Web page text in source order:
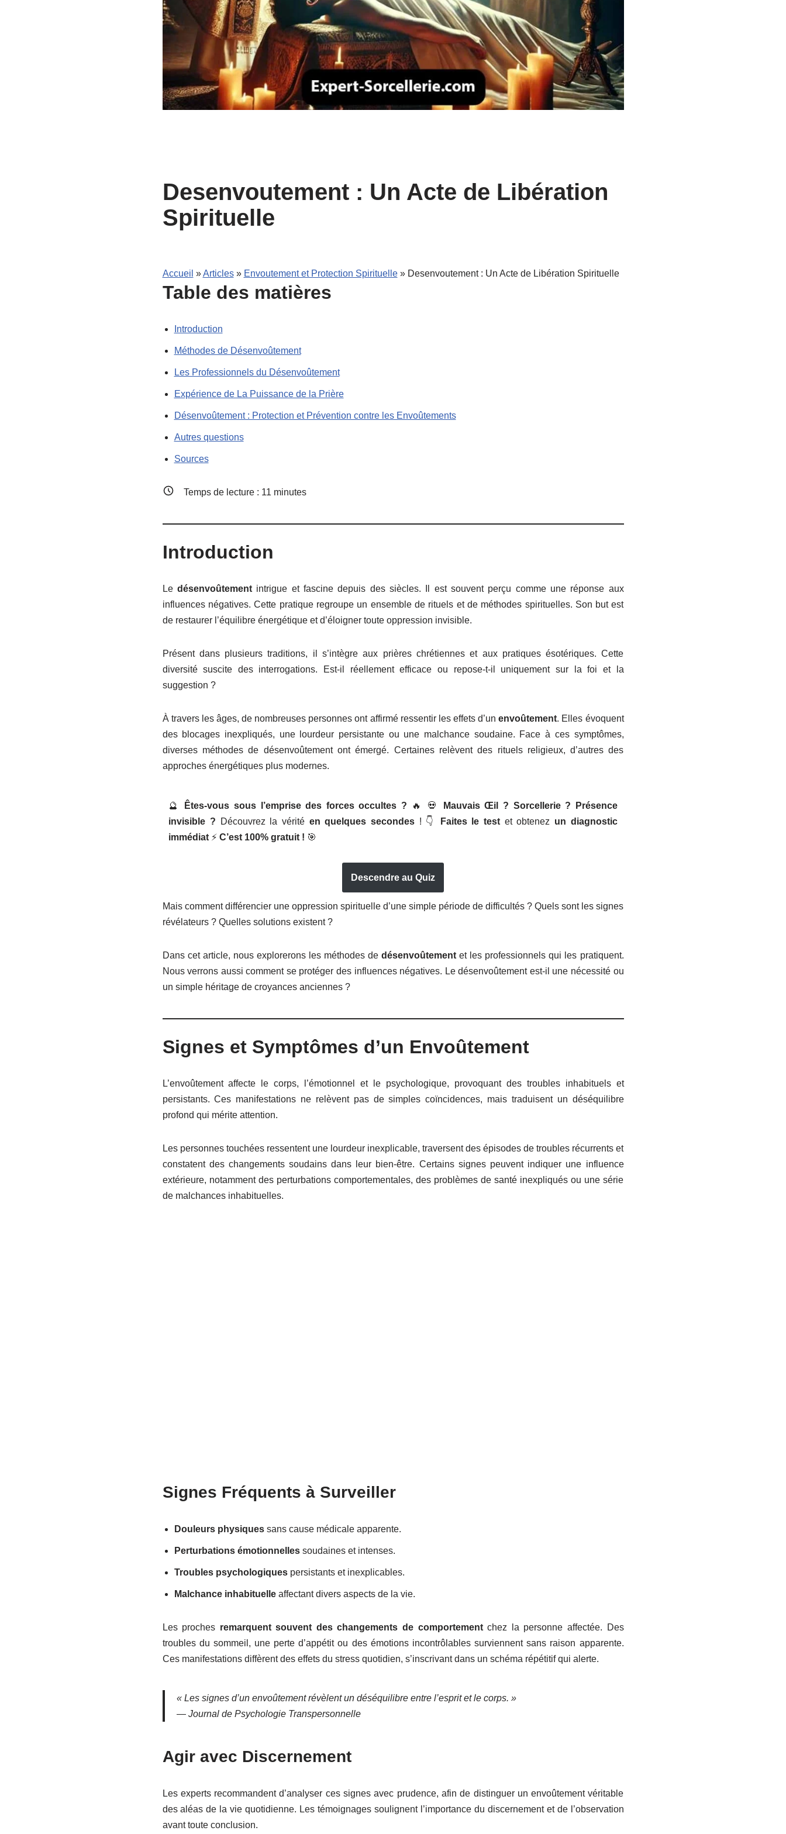
Desenvoutement : Un Acte de Libération
Spirituelle
Accueil »Articles» Envoutement et Protection Spirituelle» Desenvoutement : Un Acte de Libération Spirituelle
Table des matières
Introduction
Méthodes de Désenvoûtement
Les Professionnels du Désenvoûtement
Expérience de La Puissance de la Prière
Désenvoûtement : Protection et Prévention contre les Envoûtements
Autres questions
Sources
Temps de lecture : 11 minutes
Introduction
Le désenvoûtementintrigue et fascine depuis des siècles. Il est souvent perçu comme une réponse aux
influences négatives. Cette pratique regroupe un ensemble de rituels et de méthodes spirituelles. Son but est
de restaurer l’équilibre énergétique et d’éloigner toute oppression invisible.
Présent dans plusieurs traditions, il s’intègre aux prières chrétiennes et aux pratiques ésotériques. Cette
diversité suscite des interrogations. Est-il réellement efficace ou repose-t-il uniquement sur la foi et la
suggestion ?
À travers les âges, de nombreuses personnes ont affirmé ressentir les effets d’unenvoûtement. Elles évoquent
des blocages inexpliqués, une lourdeur persistante ou une malchance soudaine. Face à ces symptômes,
diverses méthodes de désenvoûtement ont émergé. Certaines relèvent des rituels religieux, d’autres des
approches énergétiques plus modernes.
🔮 Êtes-vous sous l’emprise des forces occultes ? 🔥 💀
Mauvais Œil ? Sorcellerie ? Présence
invisible ? Découvrez la vérité en quelques secondes ! 👇 Faites le test et obtenez un diagnostic
immédiat ⚡C’est 100% gratuit ! 🎯
Descendre au Quiz
Mais comment différencier une oppression spirituelle d’une simple période de difficultés ? Quels sont les signes
révélateurs ? Quelles solutions existent ?
Dans cet article, nous explorerons les méthodes dedésenvoûtementet les professionnels qui les pratiquent.
Nous verrons aussi comment se protéger des influences négatives. Le désenvoûtement est-il une nécessité ou
un simple héritage de croyances anciennes ?
Signes et Symptômes d’un Envoûtement
L’envoûtement affecte le corps, l’émotionnel et le psychologique, provoquant des troubles inhabituels et
persistants. Ces manifestations ne relèvent pas de simples coïncidences, mais traduisent un déséquilibre
profond qui mérite attention.
Les personnes touchées ressentent une lourdeur inexplicable, traversent des épisodes de troubles récurrents et
constatent des changements soudains dans leur bien-être. Certains signes peuvent indiquer une influence
extérieure, notamment des perturbations comportementales, des problèmes de santé inexpliqués ou une série
de malchances inhabituelles.
Signes Fréquents à Surveiller
Douleurs physiquessans cause médicale apparente.
Perturbations émotionnellessoudaines et intenses.
Troubles psychologiquespersistants et inexplicables.
Malchance inhabituelleaffectant divers aspects de la vie.
Les proches remarquent souvent des changements de comportementchez la personne affectée. Des
troubles du sommeil, une perte d’appétit ou des émotions incontrôlables surviennent sans raison apparente.
Ces manifestations diffèrent des effets du stress quotidien, s’inscrivant dans un schéma répétitif qui alerte.
« Les signes d’un envoûtement révèlent un déséquilibre entre l’esprit et le corps. »
— Journal de Psychologie Transpersonnelle
Agir avec Discernement
Les experts recommandent d’analyser ces signes avec prudence, afin de distinguer un envoûtement véritable
des aléas de la vie quotidienne. Les témoignages soulignent l’importance du discernement et de l’observation
avant toute conclusion.